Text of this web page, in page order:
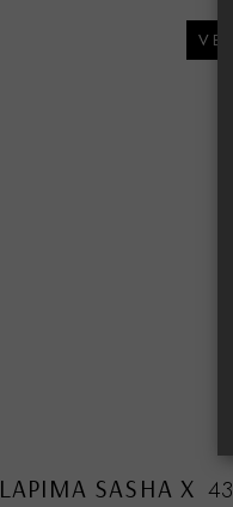
LAPIMA SASHA X